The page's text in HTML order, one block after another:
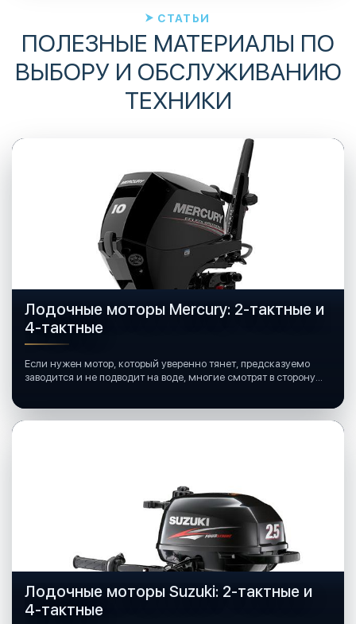
СТАТЬИ
ПОЛЕЗНЫЕ МАТЕРИАЛЫ ПО
ВЫБОРУ И ОБСЛУЖИВАНИЮ
ТЕХНИКИ
Лодочные моторы Mercury: 2-тактные и
4-тактные
Если нужен мотор, который уверенно тянет, предсказуемо
заводится и не подводит на воде, многие смотрят в сторону
Лодочные моторы Suzuki: 2-тактные и
4-тактные